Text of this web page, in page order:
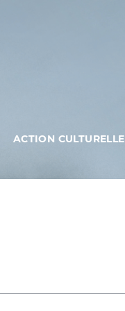
ACTION CULTURELLE